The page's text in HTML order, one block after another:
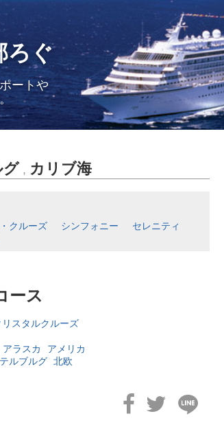
ろぐ
ートや
グ , カリブ海
クルーズ シンフォニー
セレニティ
ース
リスタルクルーズ
アラスカ
アメリカ
ルブルグ 北欧